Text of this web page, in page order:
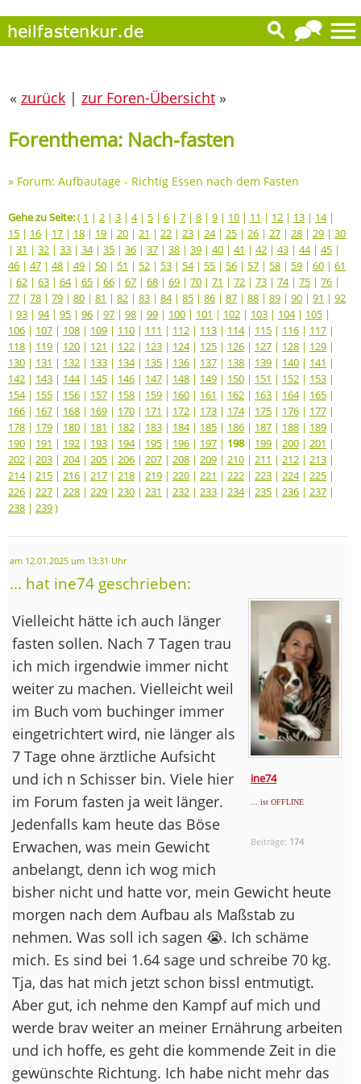
« zurück | zur Foren-Übersicht »
Forenthema: Nach-fasten
» Forum: Aufbautage - Richtig Essen nach dem Fasten
Gehe zu Seite:( 1 | 2 | 3 | 4| 5 | 6 | 7 | 8 | 9 | 10 | 11 | 12 | 13 | 14|
15 | 16 | 17 | 18 | 19 | 20 | 21 | 22 | 23 | 24| 25 | 26 | 27 | 28 | 29 | 30
| 31 | 32 | 33 | 34| 35 | 36 | 37 | 38 | 39 | 40 | 41 | 42 | 43 | 44| 45 |
46 | 47 | 48 | 49 | 50 | 51 | 52 | 53 | 54| 55 | 56 | 57 | 58 | 59 | 60 | 61
| 62 | 63 | 64| 65 | 66 | 67 | 68 | 69 | 70 | 71 | 72 | 73 | 74| 75 | 76 |
77 | 78 | 79 | 80 | 81 | 82 | 83 | 84| 85 | 86 | 87 | 88 | 89 | 90 | 91 | 92
| 93 | 94| 95 | 96 | 97 | 98 | 99 | 100 | 101 | 102 | 103 | 104| 105 |
106 | 107 | 108 | 109 | 110 | 111 | 112 | 113 | 114| 115 | 116 | 117 |
118 | 119 | 120 | 121 | 122 | 123 | 124| 125 | 126 | 127 | 128 | 129 |
130 | 131 | 132 | 133 | 134| 135 | 136 | 137 | 138 | 139 | 140 | 141 |
142 | 143 | 144| 145 | 146 | 147 | 148 | 149 | 150 | 151 | 152 | 153 |
154| 155 | 156 | 157 | 158 | 159 | 160 | 161 | 162 | 163 | 164| 165 |
166 | 167 | 168 | 169 | 170 | 171 | 172 | 173 | 174| 175 | 176 | 177 |
178 | 179 | 180 | 181 | 182 | 183 | 184| 185 | 186 | 187 | 188 | 189 |
190 | 191 | 192 | 193 | 194| 195 | 196 | 197 | 198| 199 | 200 | 201 |
202 | 203 | 204| 205 | 206 | 207 | 208 | 209 | 210 | 211 | 212 | 213 |
214| 215 | 216 | 217 | 218 | 219 | 220 | 221 | 222 | 223 | 224| 225 |
226 | 227 | 228 | 229 | 230 | 231 | 232 | 233 | 234| 235 | 236 | 237 |
238 | 239)
am 12.01.2025 um 13:31 Uhr
... hat ine74 geschrieben:
ine74
... ist OFFLINE
Beiträge: 174
Vielleicht hätte ich auch länger
fasten sollen. Nach 7 Tagen trau
ich mich irgendwie immer nicht
weiter zu machen. Vielleicht weil
im Buch vom buchinger immer
eingetrichtert wird, nie länger als
7 Tage ohne ärztliche Aufsicht
und ich n Schisser bin. Viele hier
im Forum fasten ja weit länger.
Jedenfalls kam heute das Böse
Erwachen, was mein Gewicht
anbelangt, denn ich wog mich
bisher nicht und hatte vor, mein Gewicht heute
morgen nach dem Aufbau als Maßstab zu
nehmen. Was soll ich sagen 😭. Ich schäme
mich. Es sind bei 1.64 sage und schreibe 70 kg.
Tja, das hat mich jetzt schon bissl entmutigt.
Aber gut, ich nehme den Kampf auf mich und
werde brav weiter an meiner Ernährung arbeiten
und ich hoffe, es geht die kommende Zeit in die
gewünschte Richtung. Ich habe nicht mehr das